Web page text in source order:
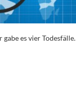
es vier Todesfälle.